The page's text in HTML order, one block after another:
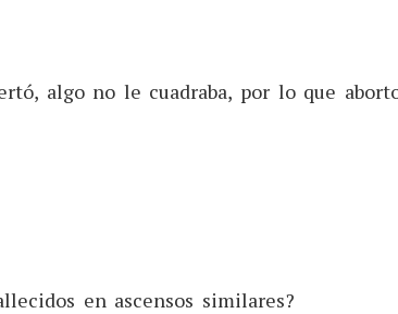
algo no le cuadraba, por lo que
en ascensos similares?